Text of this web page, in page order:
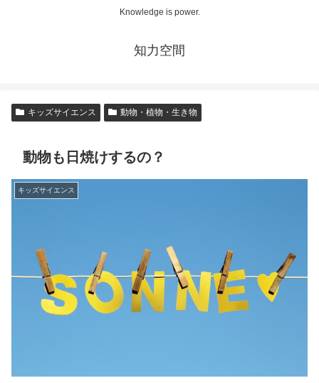
Knowledge is power.
知力空間
キッズサイエンス 動物・植物・生き物
動物も日焼けするの？
キッズサイエンス